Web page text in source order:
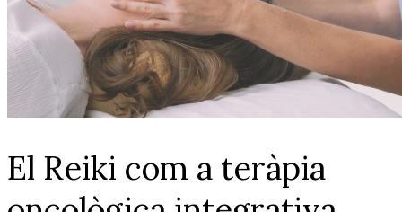
El Reiki com a teràpia